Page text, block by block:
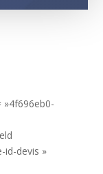
»4f696eb0-
id-devis »